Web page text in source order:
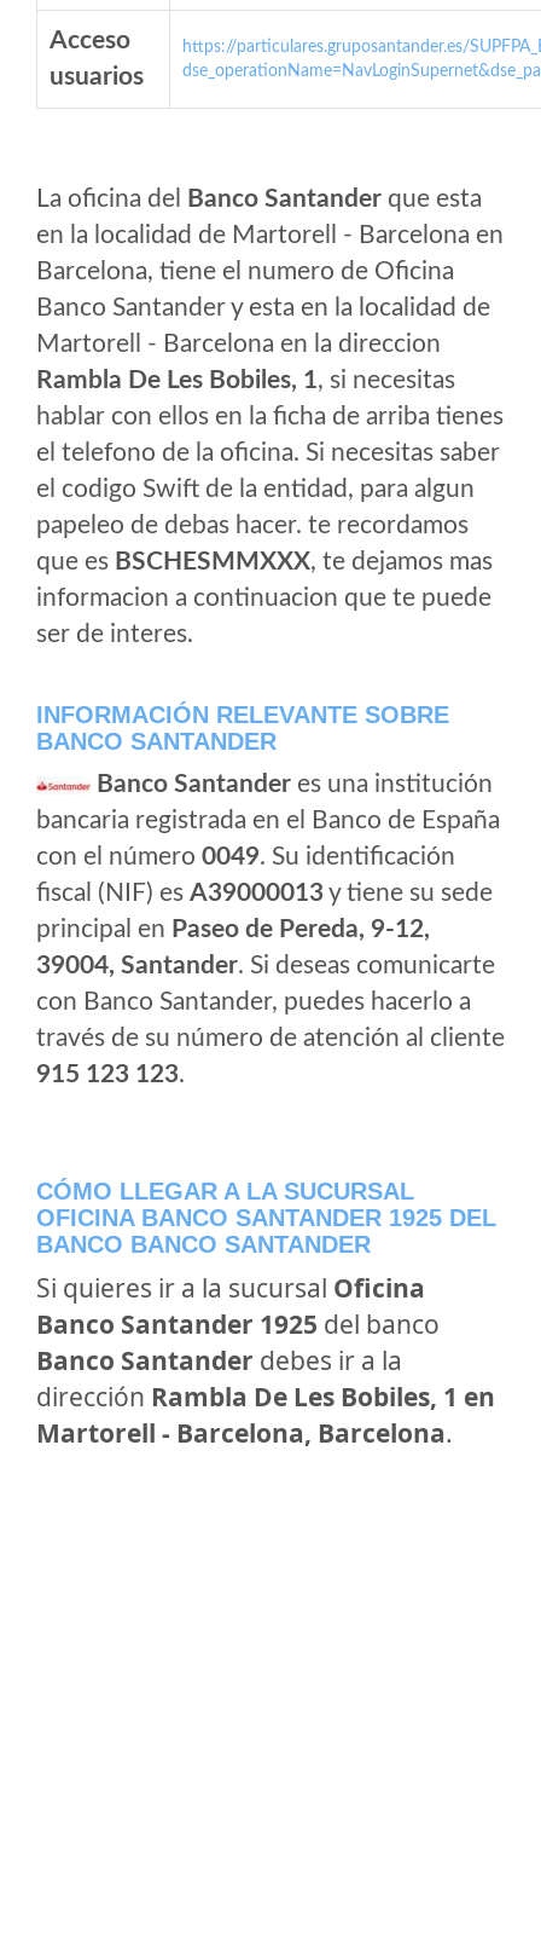
Acceso
usuarios
https://particulares.gruposantander.es/
La oficina del Banco Santander que esta
en la localidad de Martorell - Barcelona en
Barcelona, tiene el numero de Oficina
Banco Santander y esta en la localidad de
Martorell - Barcelona en la direccion
Rambla De Les Bobiles, 1, si necesitas
hablar con ellos en la ficha de arriba tienes
el telefono de la oficina. Si necesitas saber
el codigo Swift de la entidad, para algun
papeleo de debas hacer. te recordamos
que es BSCHESMMXXX, te dejamos mas
informacion a continuacion que te puede
ser de interes.
INFORMACIÓN RELEVANTE SOBRE
BANCO SANTANDER
Banco Santander es una institución
bancaria registrada en el Banco de España
con el número 0049. Su identificación
fiscal (NIF) es A39000013y tiene su sede
principal en Paseo de Pereda, 9-12,
39004, Santander. Si deseas comunicarte
con Banco Santander, puedes hacerlo a
través de su número de atención al cliente
915 123 123.
CÓMO LLEGAR A LA SUCURSAL
OFICINA BANCO SANTANDER 1925 DEL
BANCO BANCO SANTANDER
Si quieres ir a la sucursal Oficina
Banco Santander 1925 del banco
Banco Santander debes ir a la
dirección Rambla De Les Bobiles, 1 en
Martorell - Barcelona, Barcelona.